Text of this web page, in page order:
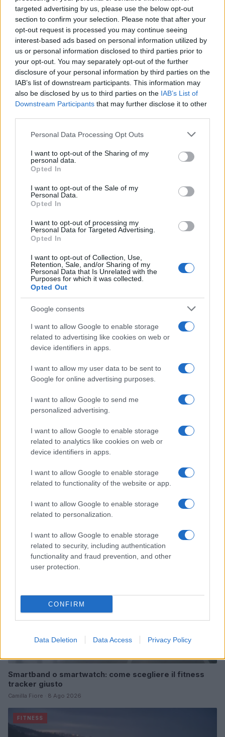
targeted advertising by us, please use the below opt-out
section to confirm your selection. Please note that after your
opt-out request is processed you may continue seeing
interest-based ads based on personal information utilized by
us or personal information disclosed to third parties prior to
your opt-out. You may separately opt-out of the further
disclosure of your personal information by third parties on the
IAB’s list of downstream participants. This information may
also be disclosed by us to third parties on the IAB’s List of
Downstream Participants that may further disclose it to other
Please note that this website/app uses one or more Google
not limited to your visit or usage behaviour. You may click to
grant or deny consent to Google and its third-party tags to
use your data for below specified purposes in below Google
consent section.
Personal Data Processing Opt Outs
I want to opt-out of the Sharing of my
personal data.
Opted In
I want to opt-out of the Sale of my
Personal Data.
Opted In
I want to opt-out of processing my
Personal Data for Targeted Advertising.
Opted In
I want to opt-out of Collection, Use,
Retention, Sale, and/or Sharing of my
Personal Data that Is Unrelated with the
Purposes for which it was collected.
Opted Out
Google consents
I want to allow Google to enable storage
related to advertising like cookies on web or
device identifiers in apps.
I want to allow my user data to be sent to
Google for online advertising purposes.
I want to allow Google to send me
personalized advertising.
I want to allow Google to enable storage
related to analytics like cookies on web or
device identifiers in apps.
I want to allow Google to enable storage
related to functionality of the website or app.
I want to allow Google to enable storage
related to personalization.
I want to allow Google to enable storage
related to security, including authentication
functionality and fraud prevention, and other
user protection.
CONFIRM
Data Deletion Data Access Privacy Policy
ulteriormente la diagnosi e la personalizzazione
delle terapie. Gli sviluppi in questo campo
potrebbero portare a una medicina ancora più
mirata e basata sull’evidenza, in grado di
rispondere meglio alle esigenze individuali dei
pazienti.
Le sfide sono significative, ma le opportunità
immense. È fondamentale che il sistema sanitario si
adatti a questi cambiamenti, garantendo che
l’implementazione di queste tecnologie avvenga in
pazienti e della società nel suo complesso.
AUTORE
Continua a leggere
FITNESS
Smartband o smartwatch: come scegliere il fitness
tracker giusto
Camilla Fiore · 8 Ago 2026
FITNESS